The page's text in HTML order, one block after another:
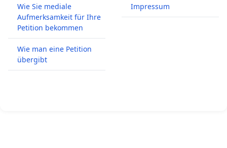
Wie Sie mediale
Aufmerksamkeit für Ihre
Petition bekommen
Wie man eine Petition
übergibt
Impressum